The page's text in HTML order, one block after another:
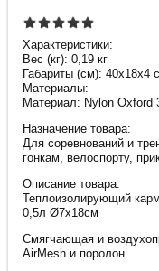
Характеристики:
Вес (кг): 0,19 кг
Габариты (см): 40х18х4
Материалы:
Материал: Nylon Oxford
Назначение товара:
Для соревнований и
гонкам, велоспорту,
Описание товара:
Теплоизолирующий
0,5л Ø7х18см
Смягчающая и
AirMesh и поролон